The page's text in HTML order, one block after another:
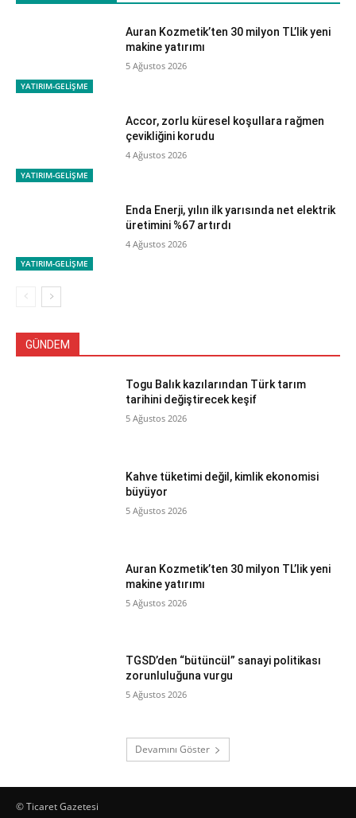
YATIRIM-GELİŞME
Auran Kozmetik’ten 30 milyon TL’lik yeni
makine yatırımı
5 Ağustos 2026
YATIRIM-GELİŞME
Accor, zorlu küresel koşullara rağmen
çevikliğini korudu
4 Ağustos 2026
YATIRIM-GELİŞME
Enda Enerji, yılın ilk yarısında net elektrik
üretimini %67 artırdı
4 Ağustos 2026
GÜNDEM
Togu Balık kazılarından Türk tarım
tarihini değiştirecek keşif
5 Ağustos 2026
Kahve tüketimi değil, kimlik ekonomisi
büyüyor
5 Ağustos 2026
Auran Kozmetik’ten 30 milyon TL’lik yeni
makine yatırımı
5 Ağustos 2026
TGSD’den “bütüncül” sanayi politikası
zorunluluğuna vurgu
5 Ağustos 2026
Devamını Göster
© Ticaret Gazetesi